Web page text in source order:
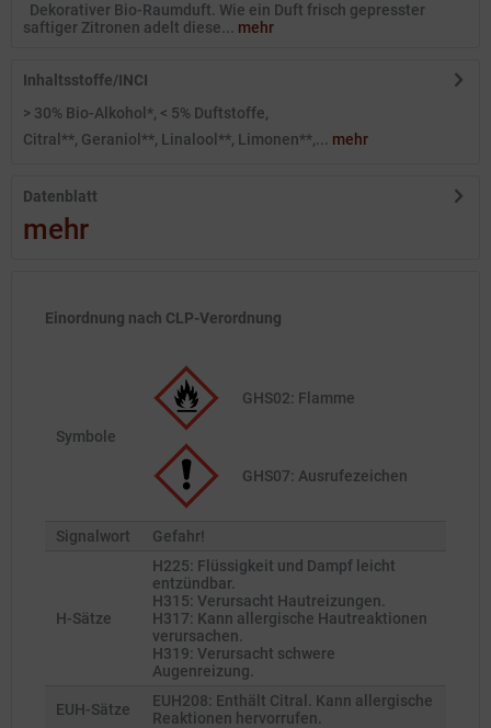
Dekorativer Bio-Raumduft. Wie ein Duft frisch gepresster
saftiger Zitronen adelt diese... mehr
Inhaltsstoffe/INCI
> 30% Bio-Alkohol*, < 5% Duftstoffe,
Citral**, Geraniol**, Linalool**, Limonen**,... mehr
Datenblatt
mehr
Einordnung nach CLP-Verordnung
Symbole
GHS02: Flamme
GHS07: Ausrufezeichen
Signalwort Gefahr!
H-Sätze
H225: Flüssigkeit und Dampf leicht
entzündbar.
H315: Verursacht Hautreizungen.
H317: Kann allergische Hautreaktionen
verursachen.
H319: Verursacht schwere
Augenreizung.
EUH-Sätze
EUH208: Enthält Citral. Kann allergische
Reaktionen hervorrufen.